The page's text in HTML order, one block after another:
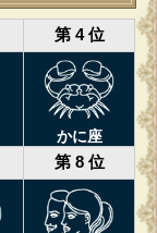
第 4 位
かに座
第 8 位